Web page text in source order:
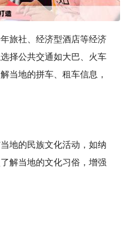
旅社、经济型酒店等经济
择公共交通如大巴、火车
当地的拼车、租车信息，
地的民族文化活动，如纳
解当地的文化习俗，增强